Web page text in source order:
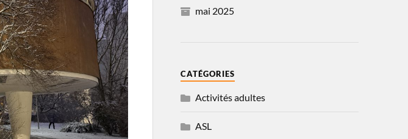
mai 2025
CATÉGORIES
Activités adultes
ASL